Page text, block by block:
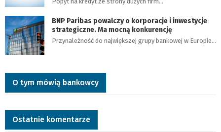
BNP Paribas powalczy o korporacje i inwestycje
strategiczne. Ma mocną konkurencję
Przynależność do największej grupy bankowej w Europie…
O tym mówią bankowcy
Ostatnie komentarze